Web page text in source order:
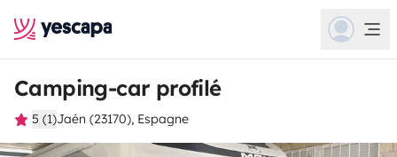
Camping-car profilé
5 (1)Jaén (23170), Espagne